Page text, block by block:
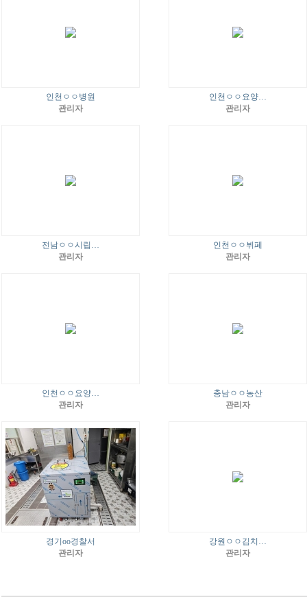
인천ㅇㅇ병원
관리자
인천ㅇㅇ요양…
관리자
전남ㅇㅇ시립…
관리자
인천ㅇㅇ뷔페
관리자
인천ㅇㅇ요양…
관리자
충남ㅇㅇ농산
관리자
경기oo경찰서
관리자
강원ㅇㅇ김치…
관리자